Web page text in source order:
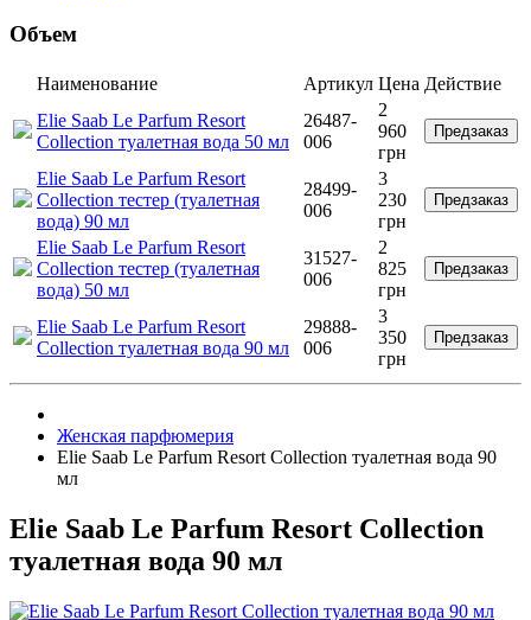
Объем
Наименование Артикул Цена Действие
Elie Saab Le Parfum Resort
Collection туалетная вода 50 мл
26487-
006
2
960
грн
Предзаказ
Elie Saab Le Parfum Resort
Collection тестер (туалетная
вода) 90 мл
28499-
006
3
230
грн
Предзаказ
Elie Saab Le Parfum Resort
Collection тестер (туалетная
вода) 50 мл
31527-
006
2
825
грн
Предзаказ
Elie Saab Le Parfum Resort
Collection туалетная вода 90 мл
29888-
006
3
350
грн
Предзаказ
Женская парфюмерия
Elie Saab Le Parfum Resort Collection туалетная вода 90
мл
Elie Saab Le Parfum Resort Collection
туалетная вода 90 мл